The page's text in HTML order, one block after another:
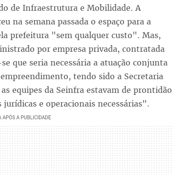
de Infraestrutura e Mobilidade. A
na semana passada o espaço para a
prefeitura "sem qualquer custo". Mas,
por empresa privada, contratada
que seria necessária a atuação conjunta
tendo sido a Secretaria
equipes da Seinfra estavam de prontidão
e operacionais necessárias".